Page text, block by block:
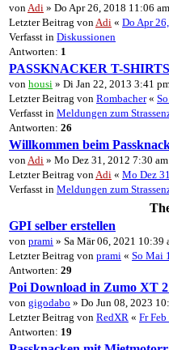
von Adi » Do Apr 26, 2018 11:06
Letzter Beitrag von Adi « Do Apr
Verfasst in Diskussionen
Antworten: 1
PASSKNACKER T-SHIRTS
von housi » Di Jan 22, 2013 3:41
Letzter Beitrag von Rombacher«
Verfasst in Meldungen zum
Antworten: 26
Willkommen beim
von Adi » Mo Dez 31, 2012 7:30
Letzter Beitrag von Adi « Mo Dez
Verfasst in Meldungen zum
GPI selber erstellen
von prami » Sa Mär 06, 2021 10:39
Letzter Beitrag von prami « So Mai
Antworten: 29
Poi Download in Zumo XT
von gigodabo » Do Jun 08, 2023
Letzter Beitrag von RedXR « Fr
Antworten: 19